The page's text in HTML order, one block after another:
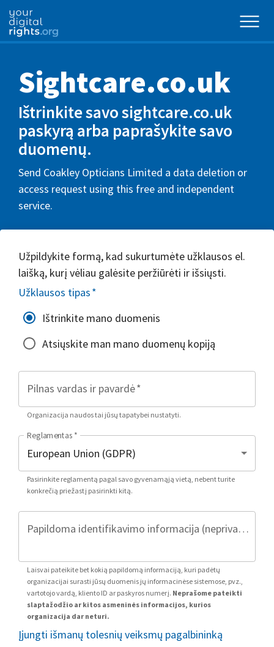
Sightcare.co.uk
Ištrinkite savo sightcare.co.uk
paskyrą arba paprašykite savo
duomenų.
Send Coakley Opticians Limited a data deletion or
access request using this free and independent
service.
Užpildykite formą, kad sukurtumėte užklausos el.
laišką, kurį vėliau galėsite peržiūrėti ir išsiųsti.
Užklausos tipas*
Ištrinkite mano duomenis
Atsiųskite man mano duomenų kopiją
Pilnas vardas ir pavardė*
Organizacija naudos tai jūsų tapatybei nustatyti.
Reglamentas *
Pasirinkite reglamentą pagal savo gyvenamąją vietą, nebent turite
konkrečią priežastį pasirinkti kitą.
Papildoma identifikavimo informacija (neprivaloma)
Laisvai pateikite bet kokią papildomą informaciją, kuri padėtų
organizacijai surasti jūsų duomenis jų informacinėse sistemose, pvz.,
vartotojo vardą, kliento ID ar paskyros numerį. Neprašome pateikti
slaptažodžio ar kitos asmeninės informacijos, kurios
organizacija dar neturi.
Įjungti išmanų tolesnių veiksmų pagalbininką